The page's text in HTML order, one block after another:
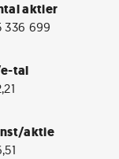
aktier
336 699
tal
aktie